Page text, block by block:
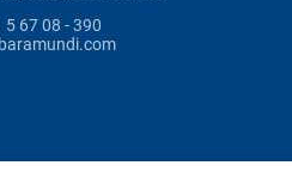
5 67 08 - 390